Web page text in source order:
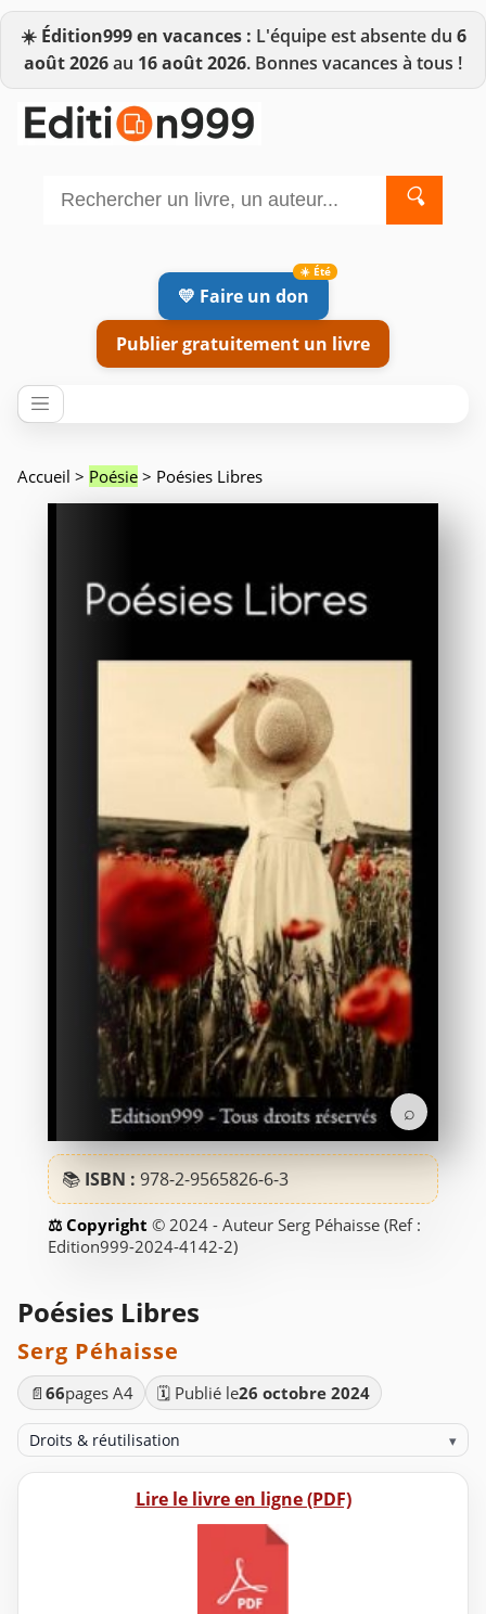
☀️ Édition999 en vacances : L'équipe est absente du 6
août 2026au 16 août 2026. Bonnes vacances à tous !
🔍
💛 Faire un don
Publier gratuitement un livre
Accueil > Poésie > Poésies Libres
⌕
📚 ISBN : 978-2-9565826-6-3
© 2024 - Auteur Serg Péhaisse (Ref :
Edition999-2024-4142-2)
Poésies Libres
Serg Péhaisse
📄 66pages A4 🗓️ Publié le26 octobre 2024
Droits & réutilisation ▾
Lire le livre en ligne (PDF)